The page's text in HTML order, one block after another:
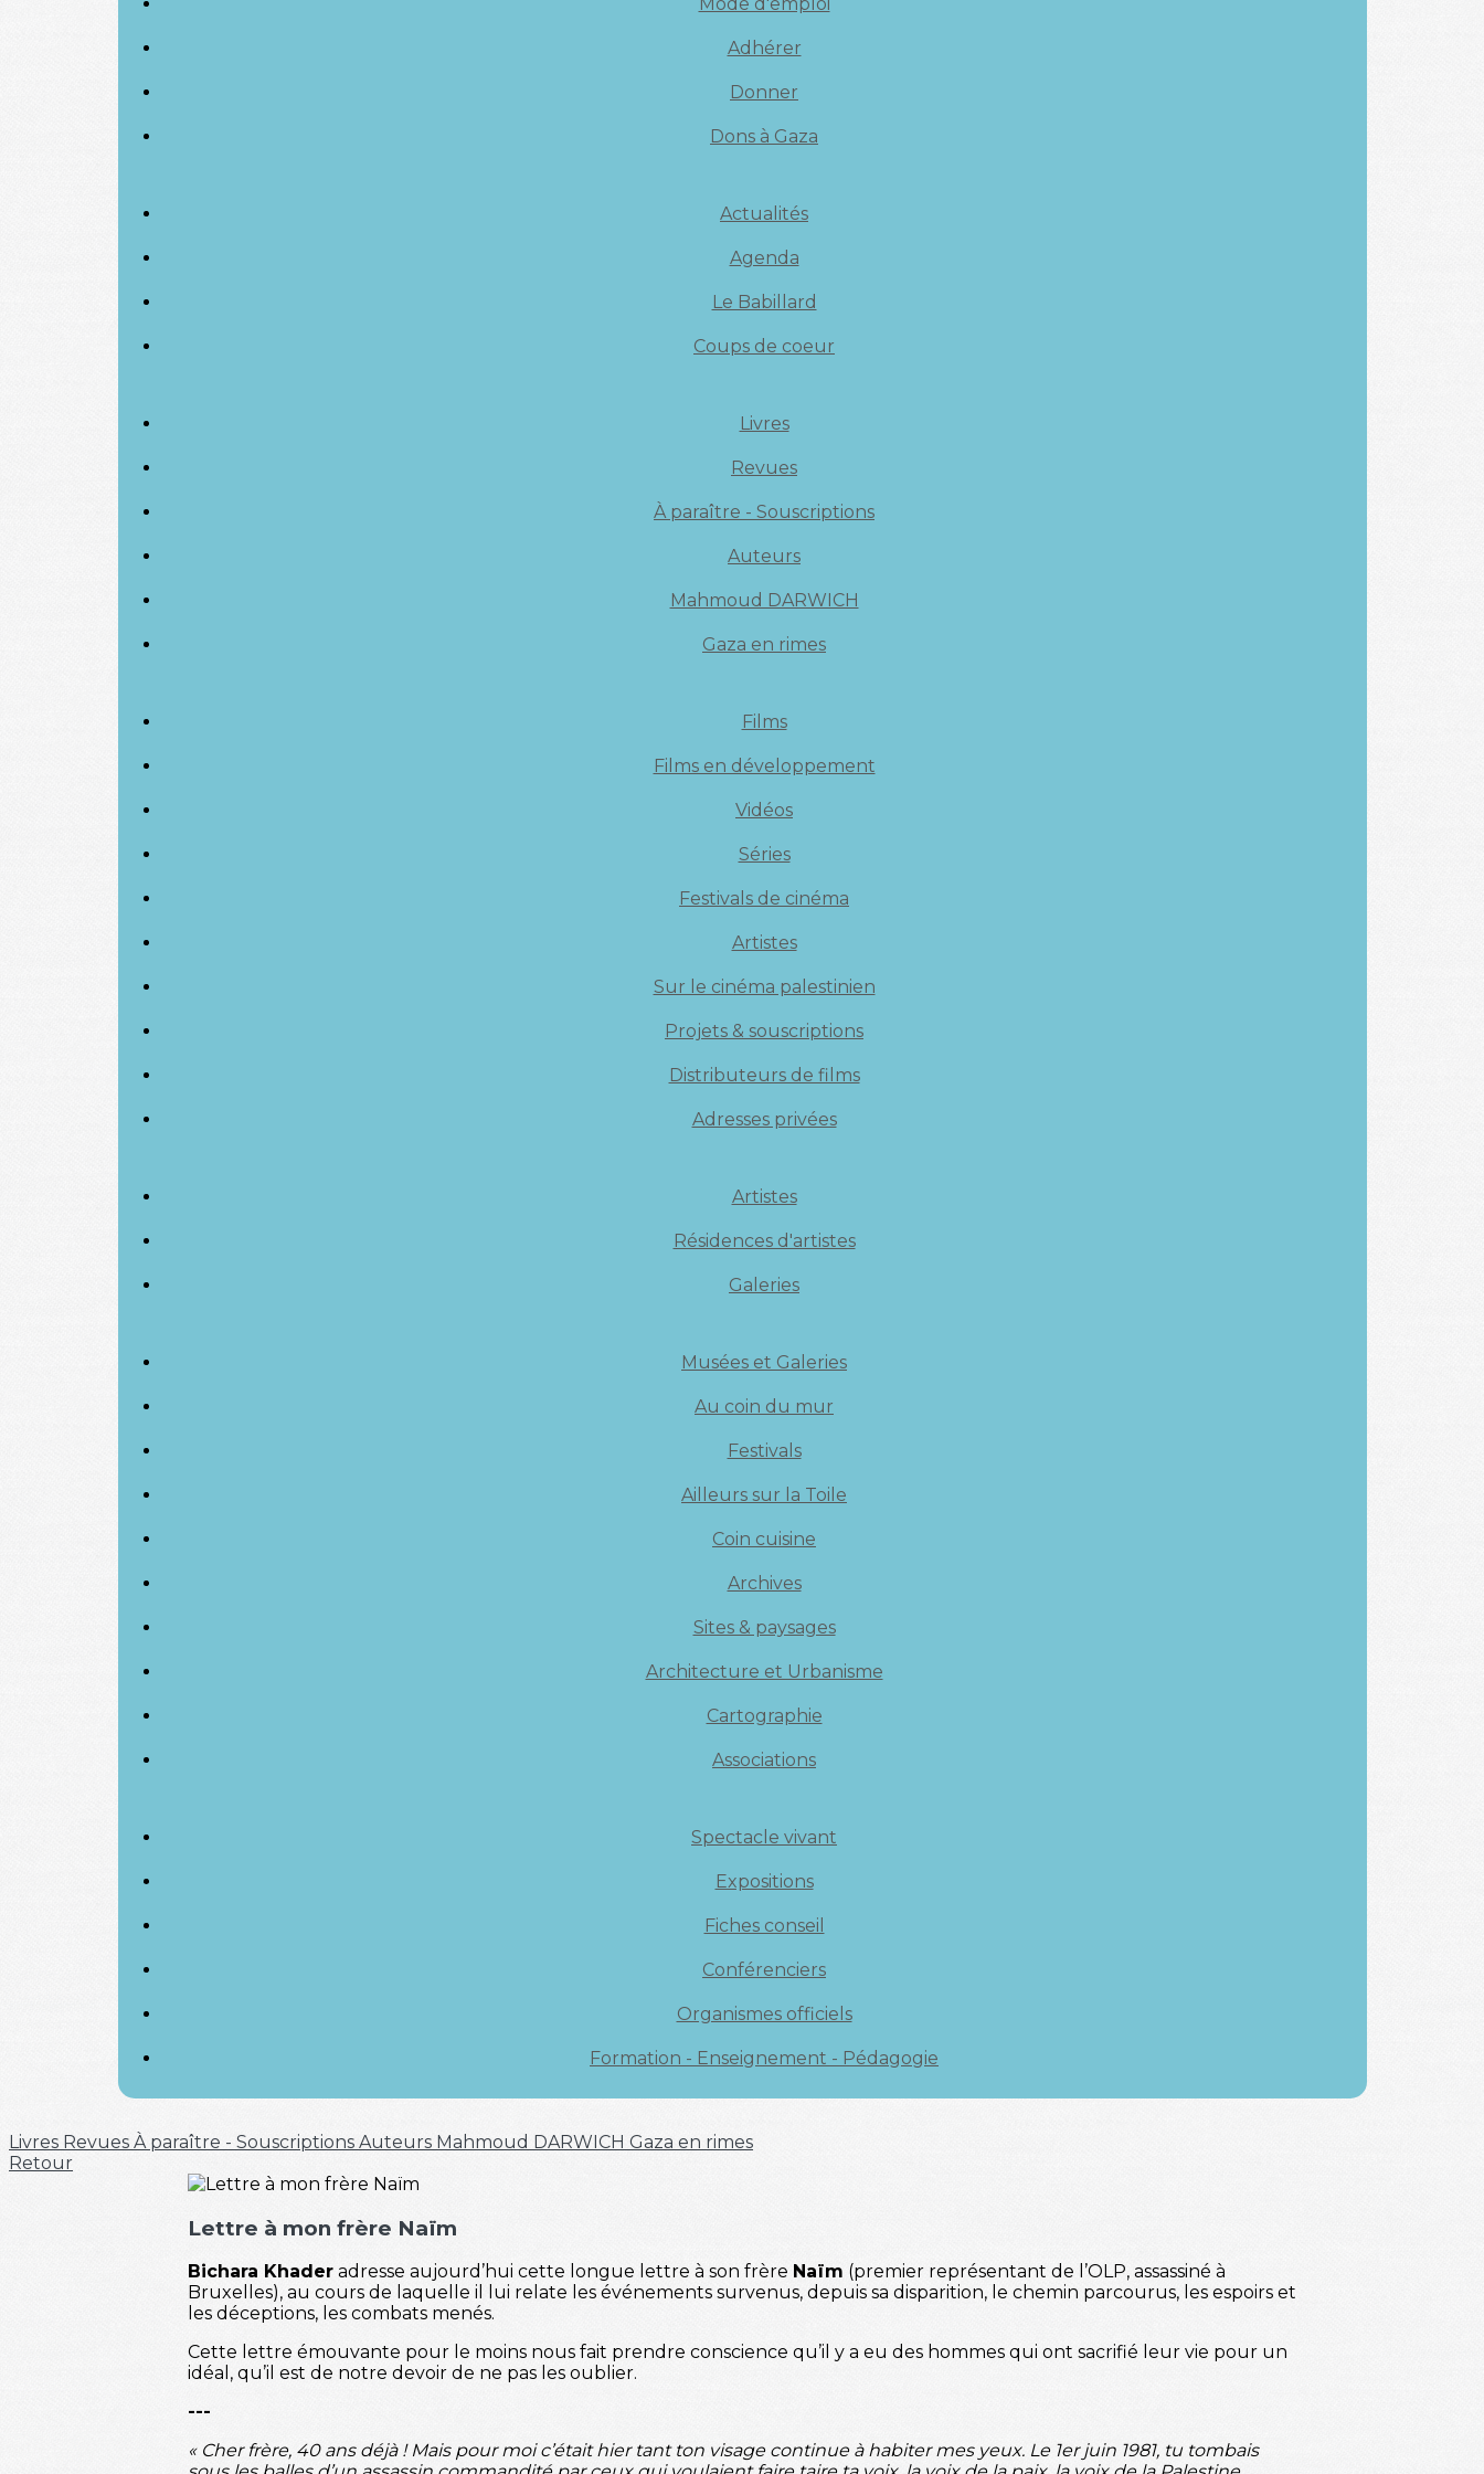
Adhérer
Donner
Dons à Gaza
Actualités
Agenda
Le Babillard
Coups de coeur
Livres
Revues
À paraître - Souscriptions
Auteurs
Mahmoud DARWICH
Gaza en rimes
Films
Films en développement
Vidéos
Séries
Festivals de cinéma
Artistes
Sur le cinéma palestinien
Projets & souscriptions
Distributeurs de films
Adresses privées
Artistes
Résidences d'artistes
Galeries
Musées et Galeries
Au coin du mur
Festivals
Ailleurs sur la Toile
Coin cuisine
Archives
Sites & paysages
Architecture et Urbanisme
Cartographie
Associations
Spectacle vivant
Expositions
Fiches conseil
Conférenciers
Organismes officiels
Formation - Enseignement - Pédagogie
Livres Revues À paraître - Souscriptions Auteurs Mahmoud DARWICH Gaza en rimes
Retour
Lettre à mon frère Naïm
Bichara Khader adresse aujourd’hui cette longue lettre à son frère Naïm (premier représentant de l’OLP, assassiné à
Bruxelles), au cours de laquelle il lui relate les événements survenus, depuis sa disparition, le chemin parcourus, les espoirs et
les déceptions, les combats menés.
Cette lettre émouvante pour le moins nous fait prendre conscience qu’il y a eu des hommes qui ont sacrifié leur vie pour un
idéal, qu’il est de notre devoir de ne pas les oublier.
---
« Cher frère, 40 ans déjà ! Mais pour moi c’était hier tant ton visage continue à habiter mes yeux. Le 1er juin 1981, tu tombais